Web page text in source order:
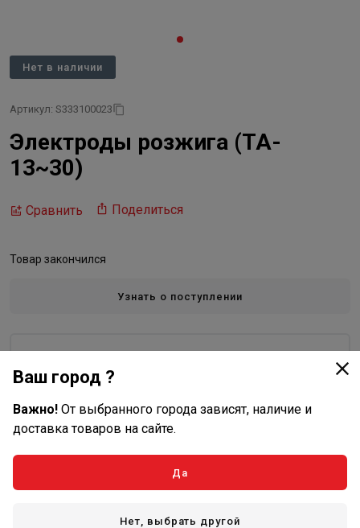
Нет в наличии
Артикул: S333100023
Электроды розжига (TA-
13~30)
Сравнить Поделиться
Товар закончился
Узнать о поступлении
Все товары бренда
Описание
Электроды розжига (TA-13~30) (S333100023).
Ваш город ?
Важно! От выбранного города зависят, наличие и
доставка товаров на сайте.
Да
Нет, выбрать другой